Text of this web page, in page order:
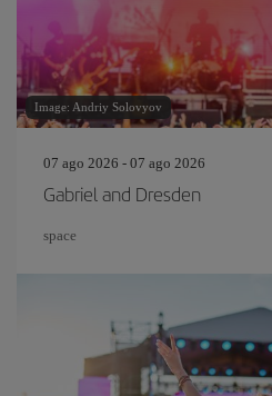
Image: Andriy Solovyov
07 ago 2026 - 07 ago 2026
Gabriel and Dresden
space